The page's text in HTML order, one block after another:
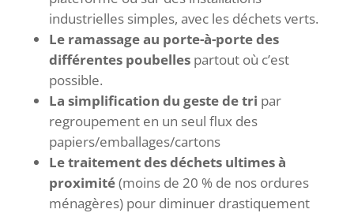
industrielles simples, avec les déchets verts.
Le ramassage au porte-à-porte des
différentes poubelles partout où c’est
possible.
La simplification du geste detri par
regroupement en un seul flux des
papiers/emballages/cartons
Le traitement des déchets ultimes à
proximité(moins de 20 % de nos ordures
ménagères) pour diminuer drastiquement